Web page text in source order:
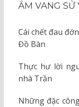
ÂM VANG SỬ
Cái chết đau
Đồ Bàn
Thực hư lời
nhà Trần
Những đặc